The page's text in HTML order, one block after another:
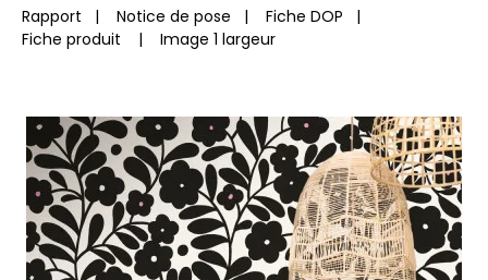
Rapport | Notice de pose | Fiche DOP |
Fiche produit
| Image 1 largeur